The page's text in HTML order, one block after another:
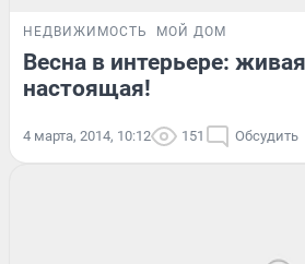
НЕДВИЖИМОСТЬ МОЙ ДОМ
Весна в интерьере:
настоящая!
4 марта, 2014, 10:12 151 Обсудить